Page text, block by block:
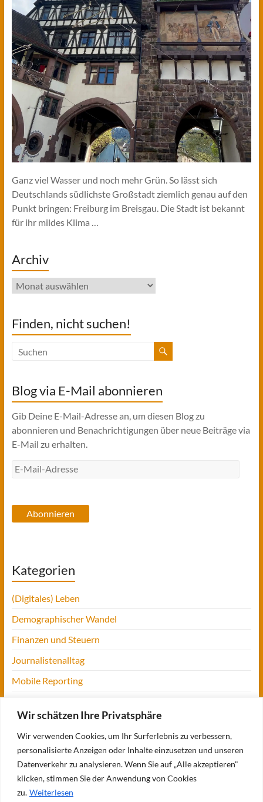
Wir schätzen Ihre Privatsphäre
Wir verwenden Cookies, um Ihr Surferlebnis zu verbessern,
personalisierte Anzeigen oder Inhalte einzusetzen und unseren
Datenverkehr zu analysieren. Wenn Sie auf „Alle akzeptieren"
klicken, stimmen Sie der Anwendung von Cookies
zu. Weiterlesen
Ganz viel Wasser und noch mehr Grün. So lässt sich
Deutschlands südlichste Großstadt ziemlich genau auf den
Punkt bringen: Freiburg im Breisgau. Die Stadt ist bekannt
für ihr mildes Klima …
Archiv
Archiv
Finden, nicht suchen!
Blog via E-Mail abonnieren
Gib Deine E-Mail-Adresse an, um diesen Blog zu
abonnieren und Benachrichtigungen über neue Beiträge via
E-Mail zu erhalten.
E-
Abonnieren
Kategorien
(Digitales) Leben
Demographischer Wandel
Finanzen und Steuern
Journalistenalltag
Mobile Reporting
Tansania
UofM
Verbraucherjournalismus
Workshops, Konferenzen & Messen